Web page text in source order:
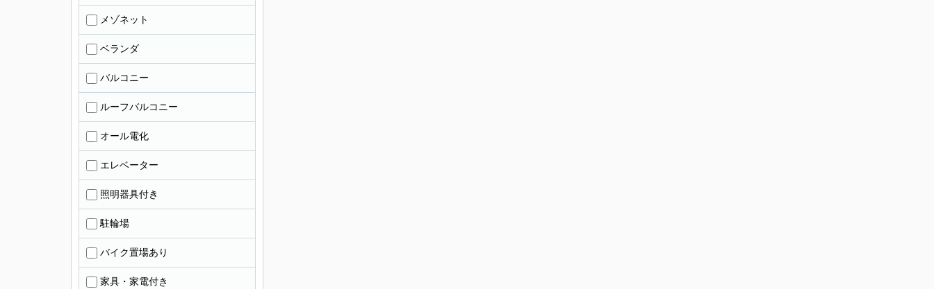
メゾネット
ベランダ
バルコニー
ルーフバルコニー
オール電化
エレベーター
照明器具付き
駐輪場
バイク置場あり
家具・家電付き